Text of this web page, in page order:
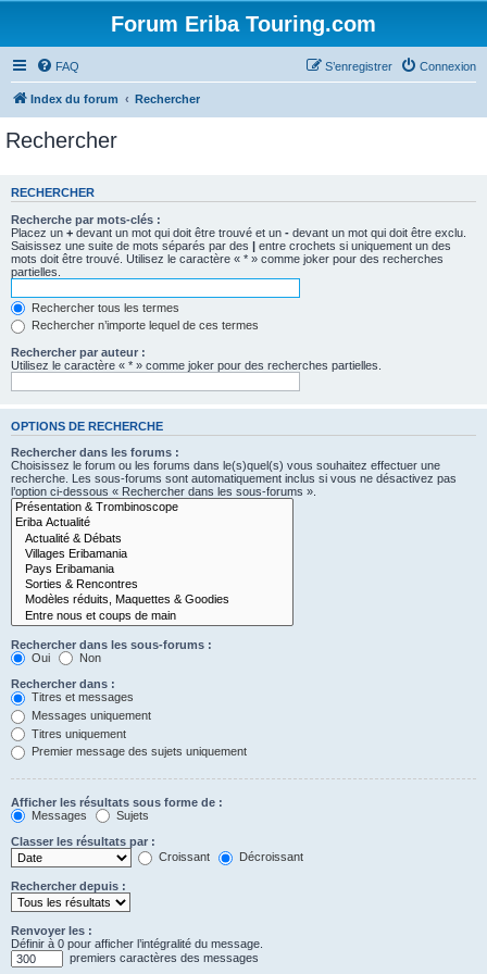
Forum Eriba Touring.com
FAQ Connexion
S’enregistrer
Index du forum Rechercher
Rechercher
RECHERCHER
Recherche par mots-clés :
Placez un + devant un mot qui doit être trouvé et un - devant un mot qui doit être exclu.
Saisissez une suite de mots séparés par des | entre crochets si uniquement un des
mots doit être trouvé. Utilisez le caractère « * » comme joker pour des recherches
partielles.
Rechercher tous les termes
Rechercher n’importe lequel de ces termes
Rechercher par auteur :
Utilisez le caractère « * » comme joker pour des recherches partielles.
OPTIONS DE RECHERCHE
Rechercher dans les forums :
Choisissez le forum ou les forums dans le(s)quel(s) vous souhaitez effectuer une
recherche. Les sous-forums sont automatiquement inclus si vous ne désactivez pas
l’option ci-dessous « Rechercher dans les sous-forums ».
Rechercher dans les sous-forums :
Oui
Non
Rechercher dans :
Titres et messages
Messages uniquement
Titres uniquement
Premier message des sujets uniquement
Afficher les résultats sous forme de :
Messages
Sujets
Classer les résultats par :
Croissant
Décroissant
Rechercher depuis :
Renvoyer les :
Définir à 0 pour afficher l’intégralité du message.
premiers caractères des messages